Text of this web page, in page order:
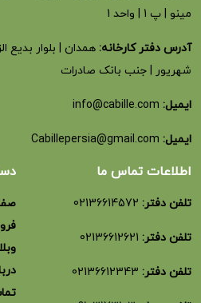
مینو | پ 1 | واحد 1
آدرس دفتر کارخانه:
شهریور | جنب بانک صادرات
ایمیل: info@cabille.com
ایمیل: Cabillepersia@gmail.com
اطلاعات تماس ما
تلفن دفتر: 02136614572
تلفن دفتر: 02136612621
تلفن دفتر: 02136612343